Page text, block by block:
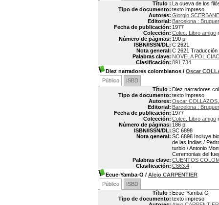
Título : La cueva de los
Tipo de documento: texto impreso
Autores: Giorgio
Editorial: Barcelona :
Fecha de publicación: 1977
Colección: Colec. Libro amigo
Número de páginas: 190 p
ISBN/ISSN/DL: C 2621
Nota general: C 2621 Traducción
Palabras clave: NOVELA
Clasificación: 891.734
Diez narradores colombianos / Oscar
Público
ISBD
Título : Diez narradores
Tipo de documento: texto impreso
Autores: Oscar COLLAZOS
Editorial: Barcelona :
Fecha de publicación: 1977
Colección: Colec. Libro amigo
Número de páginas: 186 p
ISBN/ISSN/DL: SC 6898
Nota general: SC 6898 Incluye
de las Indias /
turbio / Antonio
Ceremonias del
Palabras clave: CUENTOS
Clasificación: C863.4
Ecue-Yamba-O / Alejo CARPENTIER
Público
ISBD
Título : Ecue-Yamba-O
Tipo de documento: texto impreso